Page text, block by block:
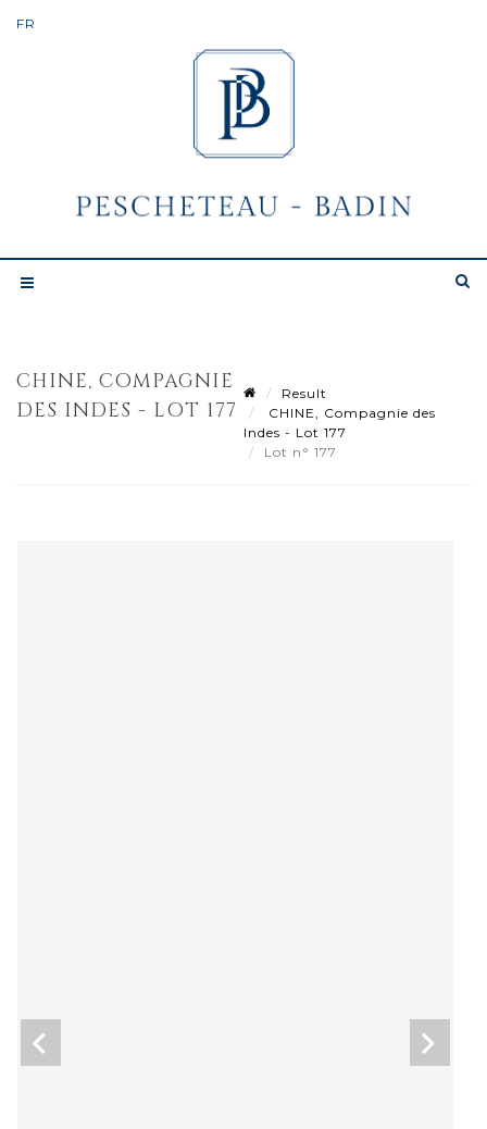
CHINE, COMPAGNIE
DES INDES - LOT 177
Result
CHINE, Compagnie des
Indes - Lot 177
Lot n° 177